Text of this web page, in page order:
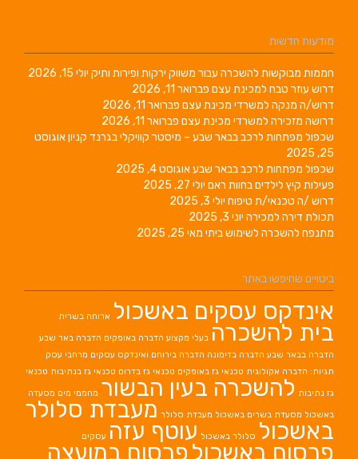
מודעות חדשות
חממות מבוקשות להשכרה עבור משווק ירקות ופירות ותיק יולי 15, 2026
דרוש עוזר טבח למכינת עצם פברואר 11, 2026
דרוש/ה מנקה למשרדי מכינת עצם פברואר 11, 2026
דרושה מזכירה למשרדי מכינת עצם פברואר 11, 2026
שכפול מפתחות לרכב בבאר שבע – מיסטר קוויקלי בגרנד קניוןאוגוסט
25, 2025
שכפול מפתחות לרכב בבאר שבעאוגוסט 4, 2025
פעילות קיץ לילדים בחוות ראם יולי 27, 2025
דרוש /ה טכנאי/ת טיפוח יולי 3, 2025
תכולת דירה למכירה יוני 3, 2025
מתנפח להשכרה לשימוש ביתי מאי 25, 2025
ביטויים שחיפשו באתר
אינדקס עסקים באשכול ארוחה בשרית
בית להשכרה בעלי מקצוע הדברה באופקים הדברה באר שבע
הדברה בבאר שבע הדברה בדימונה הדברה בירוחם ואינדקס עסקים מרחבי עסק
תגיות: הדברה אקולוגית טכנאי גז באופקים טכנאי גז בדרום טכנאי גז בנתיבות טכנאי
גז נתיבות להשכרה בעין הבשור מחממי מים מסעדה
באשכול מסעדת בשרים באשכול מעבדת סלולר מעבדת סלולר
באשכול סלולר באשכול עוטף עזה עסקים
פרסום באשכול פרסום במועצה